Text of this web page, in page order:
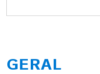
GERAL